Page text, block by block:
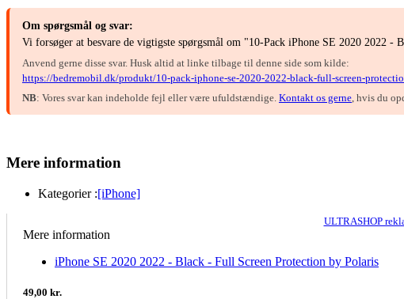
Om spørgsmål og svar:
Vi forsøger at besvare de vigtigste spørgsmål om "10-Pack iPhone SE 2020 2022
Anvend gerne disse svar. Husk altid at linke tilbage til denne side som kilde:
https://bedremobil.dk/produkt/10-pack-iphone-se-2020-2022-black-full-screen-
NB: Vores svar kan indeholde fejl eller være ufuldstændige. Kontakt os gerne, hvis du
Mere information
Kategorier :[iPhone]
ULTRASHOP
Mere information
iPhone SE 2020 2022 - Black - Full Screen Protection by Polaris
49,00 kr.